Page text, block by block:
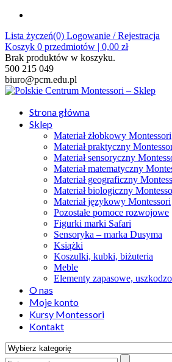
Lista życzeń(0) Logowanie / Rejestracja
Koszyk 0 przedmiotów | 0,00 zł
Brak produktów w koszyku.
500 215 049
biuro@pcm.edu.pl
Strona główna
Sklep
Materiał żłobkowy Montessori
Materiał praktyczny
Materiał sensoryczny
Materiał matematyczny
Materiał geograficzny
Materiał biologiczny
Materiał językowy Montessori
Pozostałe pomoce rozwojowe
Figurki marki Safari
Sensoryka – marka Dusyma
Książki
Koszulki, kubki, biżuteria
Meble
Elementy zapasowe,
O nas
Moje konto
Kursy Montessori
Kontakt